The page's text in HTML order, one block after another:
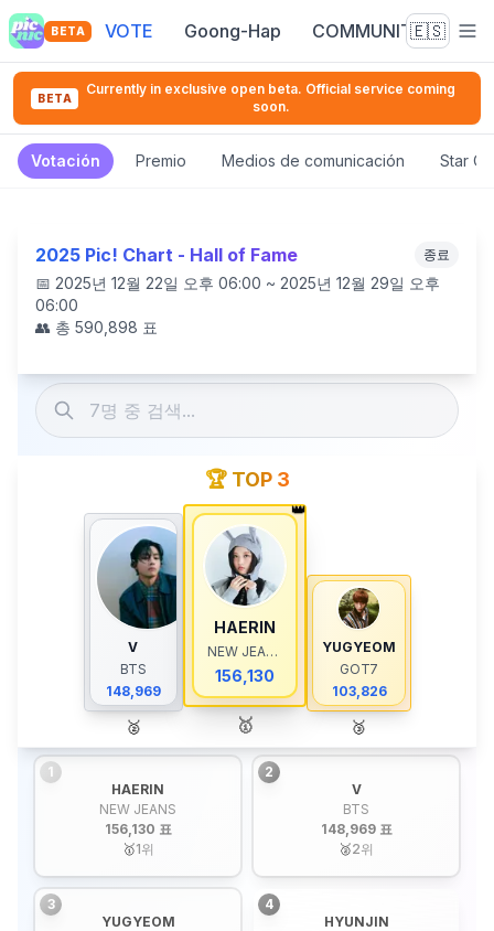
BETA VOTE Goong-Hap COMMUNITY🇪🇸
BETA
Currently in exclusive open beta. Official service coming
soon.
Votación Premio Medios de comunicación Star
2025 Pic! Chart - Hall of Fame 종료
📅 2025년 12월 22일 오후 06:00 ~ 2025년 12월 29일 오후
06:00
👥 총 590,898 표
🏆 TOP 3
V
BTS
148,969
🥈
👑
HAERIN
NEW JEANS
156,130
🥇
YUGYEOM
GOT7
103,826
🥉
1
HAERIN
NEW JEANS
156,130 표
🥇1위
2
V
BTS
148,969 표
🥈2위
3
YUGYEOM
4
HYUNJIN